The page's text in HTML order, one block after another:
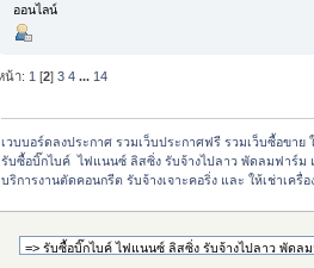
ออนไลน์
น้า: 1 [2]3 4 ... 14
เวบบอร์ดลงประกาศ รวมเว็บประกาศฟรี รวมเว็บซื้อขาย
รับซื้อบิ๊กไบค์  ไฟแนนซ์ ลิสซิ่ง รับจ้างไปลาว พัดลมฟาร์
บริการงานตัดคอนกรีต รับจ้างเจาะคอริ่ง และ ให้เช่าเครื่